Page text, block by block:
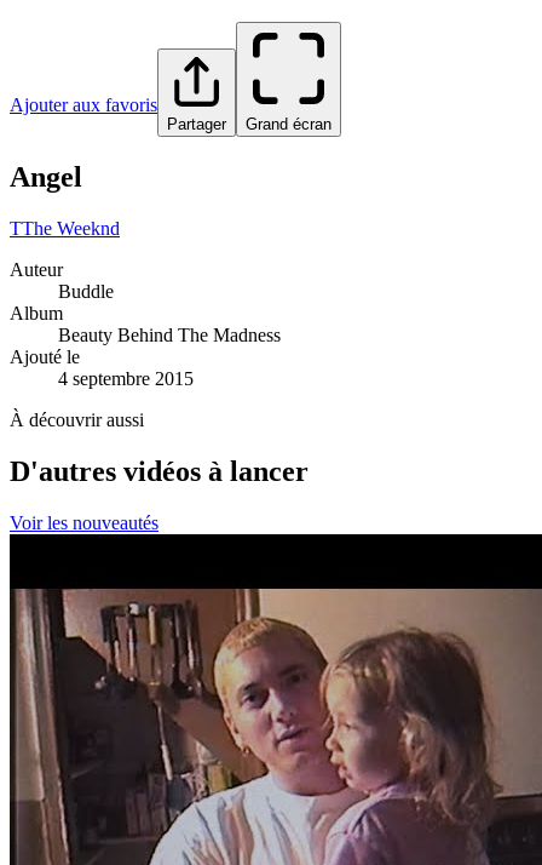
Ajouter aux favoris
Partager Grand écran
Angel
TThe Weeknd
Auteur
Buddle
Album
Beauty Behind The Madness
Ajouté le
4 septembre 2015
À découvrir aussi
D'autres vidéos à lancer
Voir les nouveautés